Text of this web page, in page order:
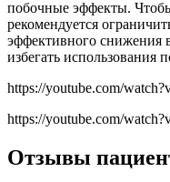
побочные эффекты.
рекомендуется
эффективного снижения
избегать использования
https://youtube.com/
https://youtube.com/
Отзывы